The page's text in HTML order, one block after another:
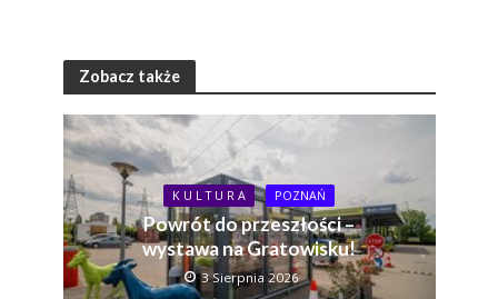
Zobacz także
K U L T U R A POZNAŃ
Powrót do przeszłości –
wystawa na Gratowisku!
3 Sierpnia 2026